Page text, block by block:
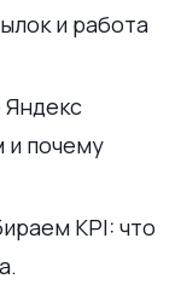
и работа
Яндекс
и почему
KPI: что